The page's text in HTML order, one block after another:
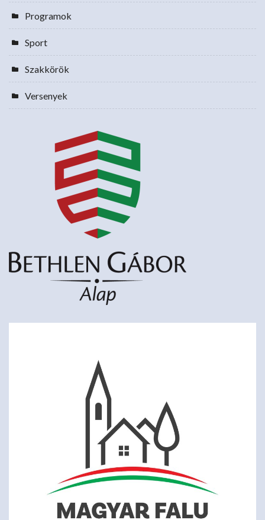
Programok
Sport
Szakkörök
Versenyek